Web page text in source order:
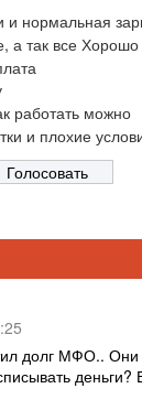
и нормальная
а так все Хорошо
работать можно
и плохие
долг МФО.. Они
деньги?